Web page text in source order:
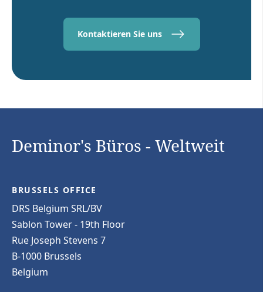
Kontaktieren Sie uns
Deminor's Büros - Weltweit
BRUSSELS OFFICE
DRS Belgium SRL/BV
Sablon Tower - 19th Floor
Rue Joseph Stevens 7
B-1000 Brussels
Belgium